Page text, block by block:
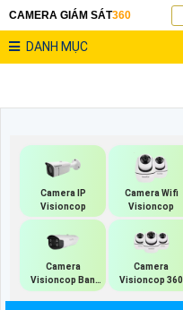
CAMERA GIÁM SÁT360
DANH MỤC
Camera IP
Visioncop
Camera Wifi
Visioncop
Camera
Visioncop Ban
Đêm Có Màu
Camera
Visioncop 360